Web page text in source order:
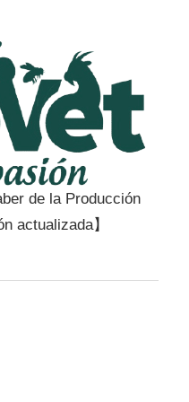
de la Producción
actualizada】